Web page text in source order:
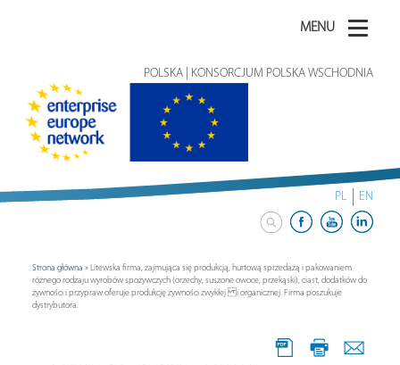
MENU
POLSKA | KONSORCJUM POLSKA WSCHODNIA
PL EN
Strona główna » Litewska firma, zajmująca się produkcją, hurtową sprzedażą i pakowaniem
różnego rodzaju wyrobów spożywczych (orzechy, suszone owoce, przekąski), ciast, dodatków do
żywności i przypraw oferuje produkcję żywności zwykłej i organicznej. Firma poszukuje
dystrybutora.